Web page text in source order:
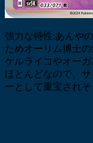
強力な特性:あんや
ためオーリム博士
ケルライコやオー
ほとんどなので、
ーとして重宝されそ